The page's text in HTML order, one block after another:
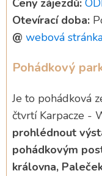
Ceny zájezdů:
Otevírací doba:
@ webová
Pohádkový
Je to pohádková
čtvrtí Karpacze -
prohlédnout
pohádkovým
královna,